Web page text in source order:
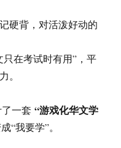
硬背，对活泼好动的
只在考试时有用”，平
。
了一套“游戏化华文学
“我要学”。